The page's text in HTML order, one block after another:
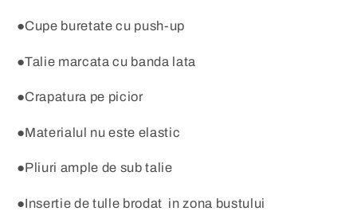
●Cupe buretate cu push-up
●Talie marcata cu banda lata
●Crapatura pe picior
●Materialul nu este elastic
●Pliuri ample de sub talie
●Insertie de tulle brodat in zona bustului